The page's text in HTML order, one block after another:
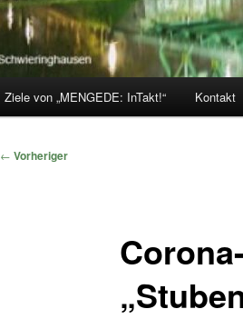
Ziele von „MENGEDE: InTakt!“ Kontakt
Beitragsnavigation
← Vorheriger